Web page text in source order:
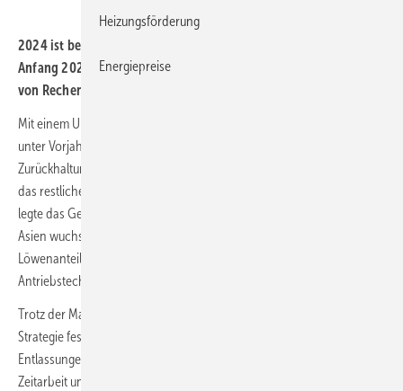
2024 ist bei Ziehl-Abegg der Umsatz um rund 7 % ge­sun­ken.
Anfang 2025 zog der Auf­trags­ein­gang be­son­ders durch den Bau
von Rechen­zen­tren in den USA und in Asien wieder deutlich an.
Mit einem Umsatz von 893 Mio. Euro lag Ziehl-Abegg 2024 rund 7 %
unter Vorjahr (2023: 955 Mio. Euro). Besonders in Deutschland war die
Zurückhaltung mit einem Minus von mehr als 20 % deutlich, aber auch
das restliche Europa blieb hinter den Erwartungen zurück. Dagegen
legte das Geschäft in Nordamerika und in Südamerika deutlich zu, in
Asien wuchs es leicht. Die Lufttechnik-Sparte machte erneut den
Löwenanteil des Geschäfts aus (90 % des Umsatzes), die
Antriebstechnik trug 10 % bei.
Trotz der Marktschwäche hielt Ziehl-Abegg an seiner langfristigen
Strategie fest, regional zu entwickeln und zu produzieren.
Entlassungen gab es keine – die Minderauslastung wurde gezielt über
Zeitarbeit und Kurzarbeit abgefedert. Insgesamt ist die Mitarbeiterzahl
Heizungsförderung
Energiepreise